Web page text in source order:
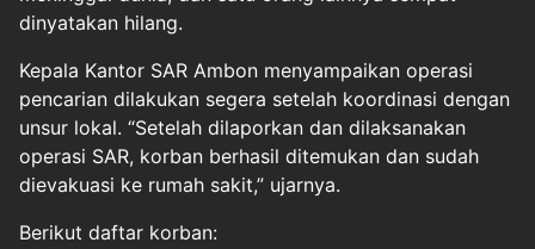
dinyatakan hilang.
Kepala Kantor SAR Ambon menyampaikan operasi
pencarian dilakukan segera setelah koordinasi dengan
unsur lokal. “Setelah dilaporkan dan dilaksanakan
operasi SAR, korban berhasil ditemukan dan sudah
dievakuasi ke rumah sakit,” ujarnya.
Berikut daftar korban: